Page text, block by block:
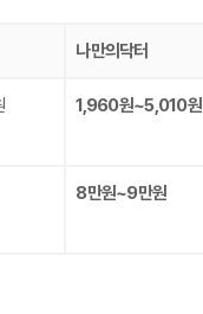
나만의닥터
1,960원~5,010원
8만원~9만원